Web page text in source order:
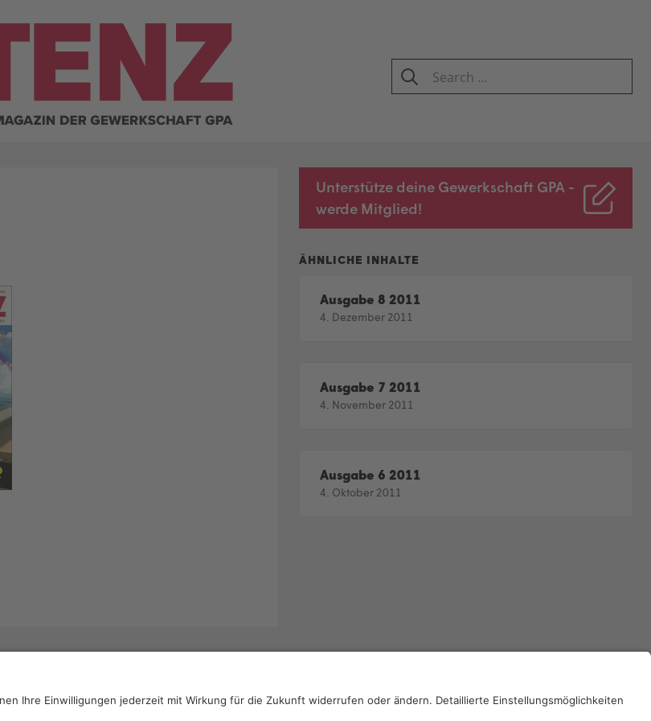
SEARCH
Search
for:
Unterstütze deine Gewerkschaft GPA -
werde Mitglied!
Ausgabe 8 2011
4. Dezember 2011
Ausgabe 7 2011
4. November 2011
Ausgabe 6 2011
4. Oktober 2011